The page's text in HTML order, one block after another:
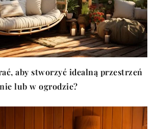
aby stworzyć idealną przestrzeń
lub w ogrodzie?